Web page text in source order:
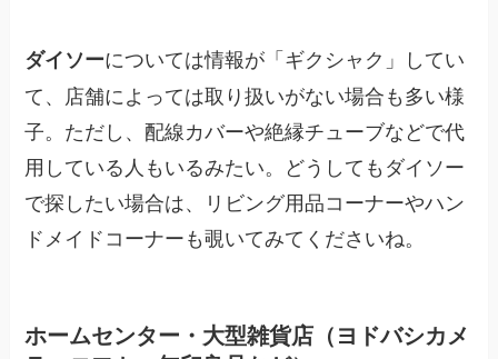
ダイソーについては情報が「ギクシャク」してい
て、店舗によっては取り扱いがない場合も多い様
子。ただし、配線カバーや絶縁チューブなどで代
用している人もいるみたい。どうしてもダイソー
で探したい場合は、リビング用品コーナーやハン
ドメイドコーナーも覗いてみてくださいね。
ホームセンター・大型雑貨店（ヨドバシカメ